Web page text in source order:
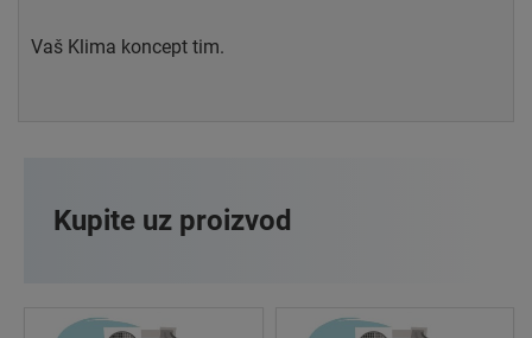
Vaš Klima koncept tim.
Kupite uz proizvod